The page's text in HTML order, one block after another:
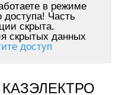
в режиме
доступа! Часть
скрыта.
скрытых данных
доступ